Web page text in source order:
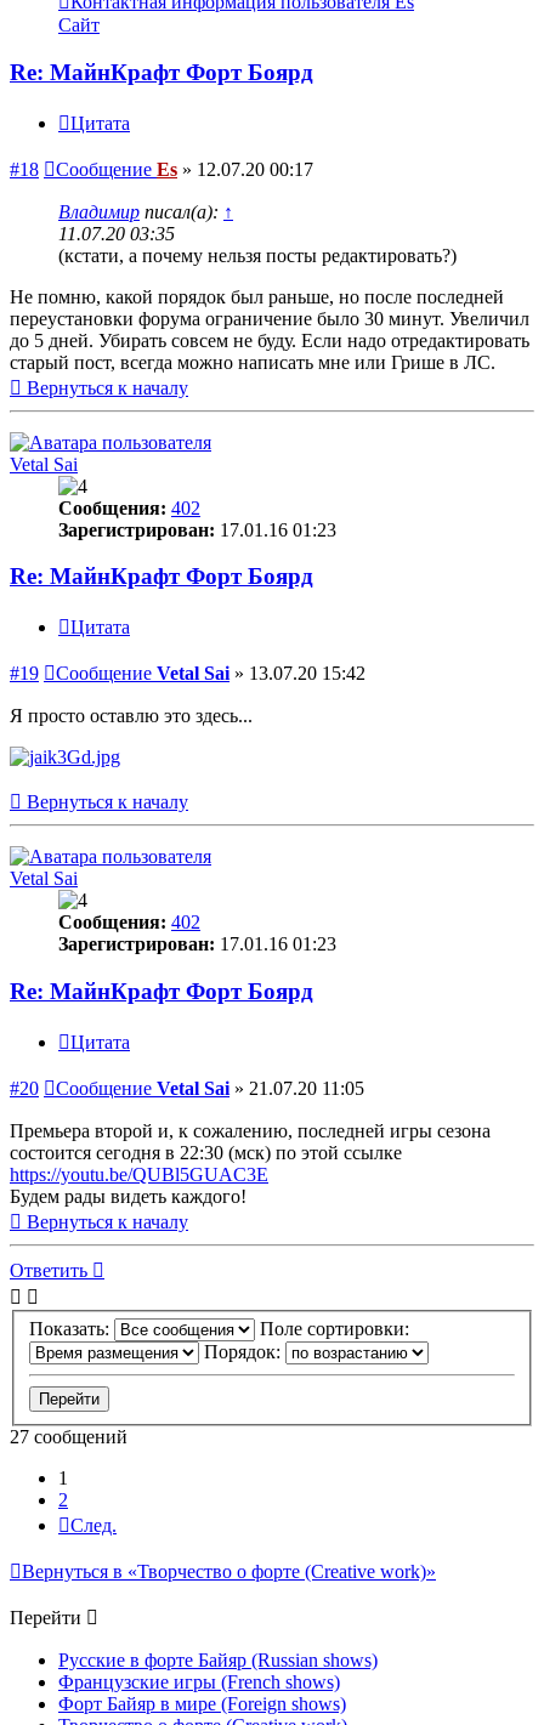
Сайт
Re: МайнКрафт Форт Боярд
Цитата
#18 Сообщение Es » 12.07.20 00:17
Владимир писал(а): ↑
11.07.20 03:35
(кстати, а почему нельзя посты редактировать?)
Не помню, какой порядок был раньше, но после последней
переустановки форума ограничение было 30 минут. Увеличил
до 5 дней. Убирать совсем не буду. Если надо отредактировать
старый пост, всегда можно написать мне или Грише в ЛС.
Вернуться к началу
Vetal Sai
Сообщения: 402
Зарегистрирован: 17.01.16 01:23
Re: МайнКрафт Форт Боярд
Цитата
#19 Сообщение Vetal Sai » 13.07.20 15:42
Я просто оставлю это здесь...
Вернуться к началу
Vetal Sai
Сообщения: 402
Зарегистрирован: 17.01.16 01:23
Re: МайнКрафт Форт Боярд
Цитата
#20 Сообщение Vetal Sai » 21.07.20 11:05
Премьера второй и, к сожалению, последней игры сезона
состоится сегодня в 22:30 (мск) по этой ссылке
https://youtu.be/QUBl5GUAC3E
Будем рады видеть каждого!
Вернуться к началу
Ответить
Показать:
Поле сортировки:
Порядок:
27 сообщений
1
2
След.
Вернуться в «Творчество о форте (Creative work)»
Перейти
Русские в форте Байяр (Russian shows)
Французские игры (French shows)
Форт Байяр в мире (Foreign shows)